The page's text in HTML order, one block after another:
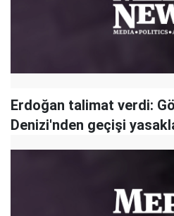
Erdoğan talimat verdi:
Denizi'nden geçişi